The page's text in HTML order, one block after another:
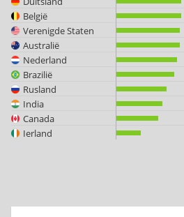
België
Verenigde Staten
Australië
Nederland
Brazilië
Rusland
India
Canada
Ierland